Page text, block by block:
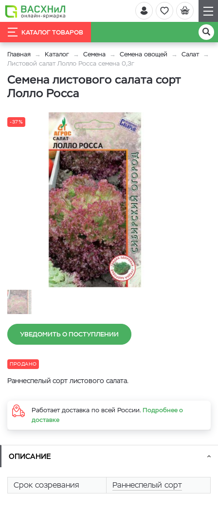
КАТАЛОГ ТОВАРОВ
Главная Каталог Семена Семена овощей
Салат
Листовой салат Лолло Росса семена 0,3г
Семена листового салата сорт
Лолло Росса
-37%
УВЕДОМИТЬ О ПОСТУПЛЕНИИ
ПРОДАНО
Раннеспелый сорт листового салата.
Работает доставка по всей России. Подробнее о
доставке
ОПИСАНИЕ
Срок созревания Раннеспелый сорт